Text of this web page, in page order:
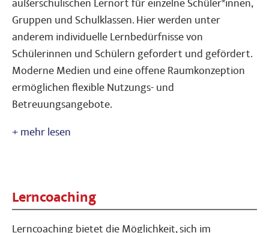
Gruppen und Schulklassen. Hier werden unter
anderem individuelle Lernbedürfnisse von
Schülerinnen und Schülern gefordert und gefördert.
Moderne Medien und eine offene Raumkonzeption
ermöglichen flexible Nutzungs- und
Betreuungsangebote.
Lerncoaching
Lerncoaching bietet die Möglichkeit, sich im